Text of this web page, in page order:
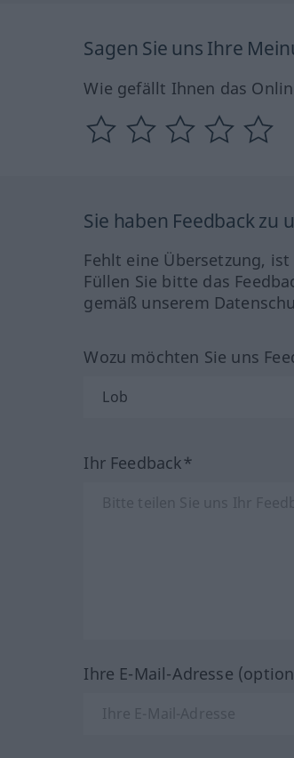
Sagen Sie uns Ihre
Wie gefällt Ihnen das
Sie haben Feedback zu
Fehlt eine Übersetzung,
Füllen Sie bitte das
gemäß unserem
Wozu möchten Sie uns
Ihr Feedback*
Ihre E-Mail-Adresse